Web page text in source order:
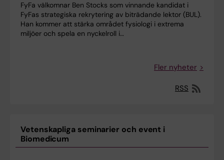
FyFa välkomnar Ben Stocks som vinnande kandidat i
FyFas strategiska rekrytering av biträdande lektor (BUL).
Han kommer att stärka området fysiologi i extrema
miljöer och spela en nyckelroll i…
Fler nyheter
RSS
Vetenskapliga seminarier och event i
Biomedicum